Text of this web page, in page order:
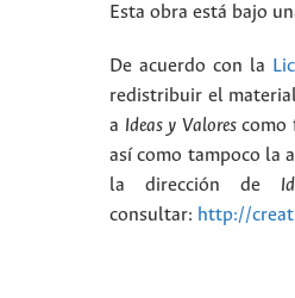
Esta obra está bajo
De acuerdo con la
redistribuir el
a Ideas y Valorescomo
así como tampoco la
la dirección de
consultar: http://